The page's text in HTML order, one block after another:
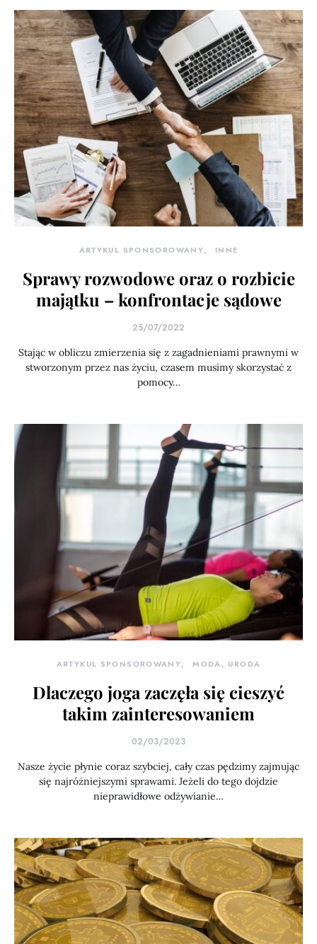
ARTYKUŁ SPONSOROWANY INNE
Sprawy rozwodowe oraz o rozbicie
majątku – konfrontacje sądowe
25/07/2022
Stając w obliczu zmierzenia się z zagadnieniami prawnymi w
stworzonym przez nas życiu, czasem musimy skorzystać z
pomocy…
ARTYKUŁ SPONSOROWANY MODA, URODA
Dlaczego joga zaczęła się cieszyć
takim zainteresowaniem
02/03/2023
Nasze życie płynie coraz szybciej, cały czas pędzimy zajmując
się najróżniejszymi sprawami. Jeżeli do tego dojdzie
nieprawidłowe odżywianie…